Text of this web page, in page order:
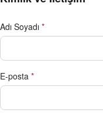
Adı Soyadı *
E-posta *